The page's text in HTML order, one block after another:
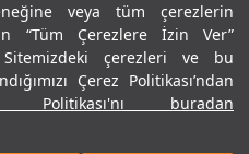
veya tüm çerezlerin
“Tüm Çerezlere İzin Ver”
Sitemizdeki çerezleri ve bu
Çerez Politikası’ndan
Politikası'nı buradan